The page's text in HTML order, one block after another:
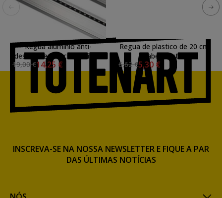
Regua aluminio anti-
deslizante 100 cm -Artista-
19,00 €14,25 €
Regua de plastico de 20 cm
Faber Castell
6,62 €5,30 €
INSCREVA-SE NA NOSSA NEWSLETTER E FIQUE A PAR
DAS ÚLTIMAS NOTÍCIAS